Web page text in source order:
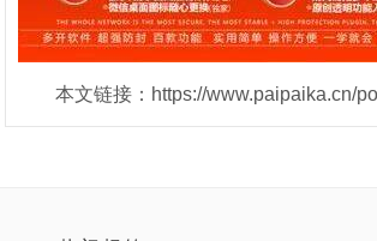
本文链接：https://www.paipaika.cn/